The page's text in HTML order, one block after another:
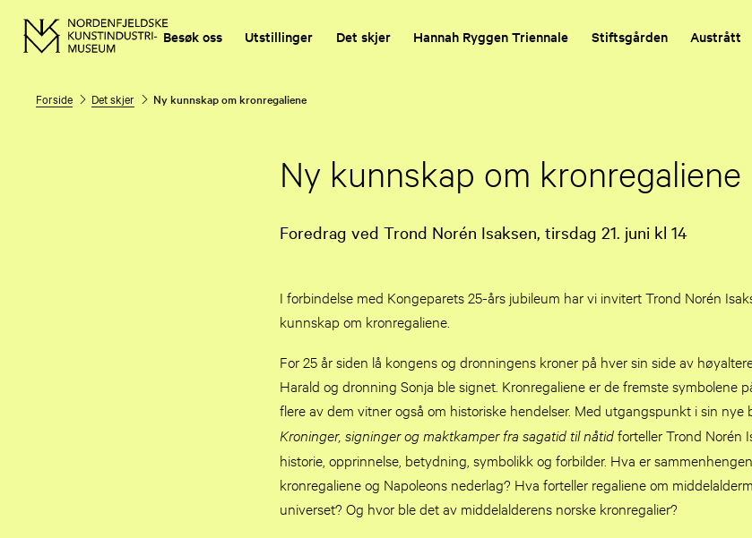
Besøk oss Utstillinger Det skjer Hannah Ryggen Triennale Stiftsgården Austrått
Forside Det skjer Ny kunnskap om kronregaliene
Ny kunnskap om kronregaliene
Foredrag ved Trond Norén Isaksen, tirsdag 21. juni kl 14
I forbindelse med Kongeparets 25-års jubileum har vi invitert Trond Norén
kunnskap om kronregaliene.
For 25 år siden lå kongens og dronningens kroner på hver sin side av
Harald og dronning Sonja ble signet. Kronregaliene er de fremste symbolene
flere av dem vitner også om historiske hendelser. Med utgangspunkt i sin nye
Kroninger, signinger og maktkamper fra sagatid til nåtidforteller Trond Norén
historie, opprinnelse, betydning, symbolikk og forbilder. Hva er
kronregaliene og Napoleons nederlag? Hva forteller regaliene om
universet? Og hvor ble det av middelalderens norske kronregalier?